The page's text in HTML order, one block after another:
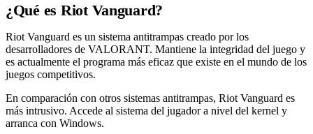
¿Qué es Riot Vanguard?
Riot Vanguard es un sistema antitrampas creado por los
desarrolladores de VALORANT. Mantiene la integridad del juego y
es actualmente el programa más eficaz que existe en el mundo de los
juegos competitivos.
En comparación con otros sistemas antitrampas, Riot Vanguard es
más intrusivo. Accede al sistema del jugador a nivel del kernel y
arranca con Windows.